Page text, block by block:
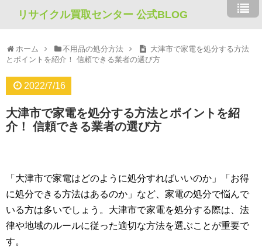
リサイクル買取センター 公式BLOG
ホーム 不用品の処分方法
大津市で家電を処分する方法
とポイントを紹介！ 信頼できる業者の選び方
2022/7/16
大津市で家電を処分する方法とポイントを紹
介！ 信頼できる業者の選び方
「大津市で家電はどのように処分すればいいのか」「お得
に処分できる方法はあるのか」など、家電の処分で悩んで
いる方は多いでしょう。大津市で家電を処分する際は、法
律や地域のルールに従った適切な方法を選ぶことが重要で
す。